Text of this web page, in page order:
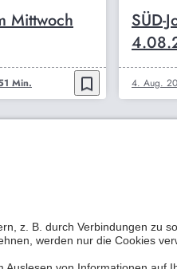
Mittwoch
Min. bookmark_border
SÜD-
4. Aug.